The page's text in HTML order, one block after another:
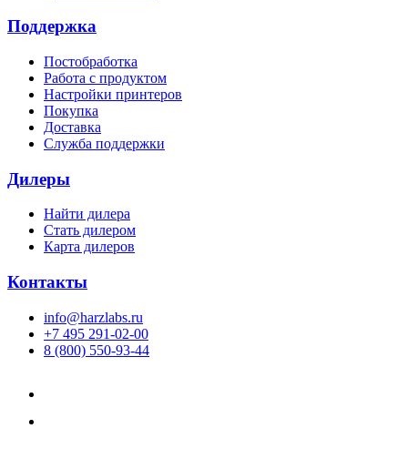
Поддержка
Постобработка
Работа с продуктом
Настройки принтеров
Покупка
Доставка
Служба поддержки
Дилеры
Найти дилера
Cтать дилером
Карта дилеров
Контакты
info@harzlabs.ru
+7 495 291-02-00
8 (800) 550-93-44